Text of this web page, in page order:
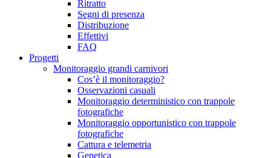
Ritratto
Segni di presenza
Distribuzione
Effettivi
FAQ
Progetti
Monitoraggio grandi carnivori
Cos’è il monitoraggio?
Osservazioni casuali
Monitoraggio deterministico con trappole
fotografiche
Monitoraggio opportunistico con trappole
fotografiche
Cattura e telemetria
Genetica